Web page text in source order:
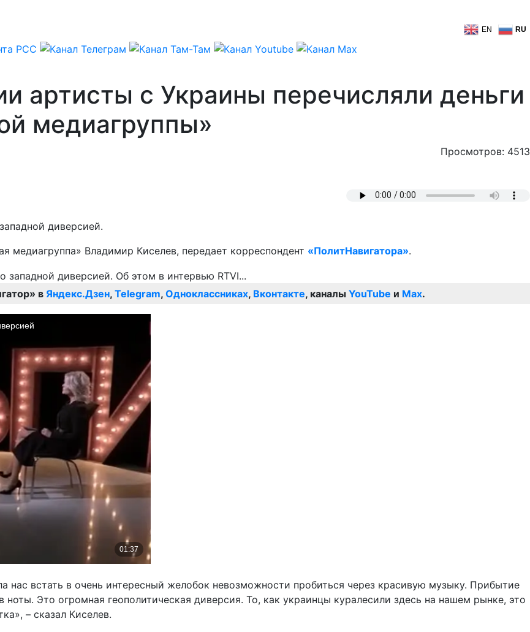
EN RU
артисты с Украины перечисляли деньги
медиагруппы»
Просмотров: 4513
диверсией.
медиагруппа» Владимир Киселев, передает корреспондент «ПолитНавигатора».
в Яндекс.Дзен, Telegram, Одноклассниках, Вконтакте, каналы YouTube и Max.
нас встать в очень интересный желобок невозможности пробиться через красивую музыку. Прибытие
Это огромная геополитическая диверсия. То, как украинцы куралесили здесь на нашем рынке, это
– сказал Киселев.